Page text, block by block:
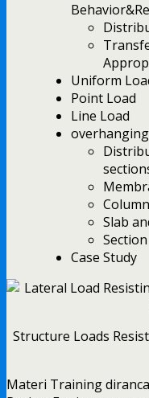
Uniform
Point Load
Line Load
Slab
Section
Case Study
Structure Loads
Materi Training